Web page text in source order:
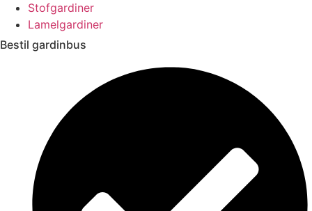
Stofgardiner
Lamelgardiner
Bestil gardinbus